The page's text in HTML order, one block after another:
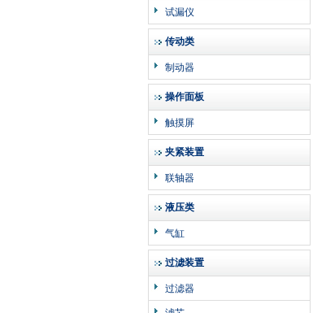
试漏仪
传动类
制动器
操作面板
触摸屏
夹紧装置
联轴器
液压类
气缸
过滤装置
过滤器